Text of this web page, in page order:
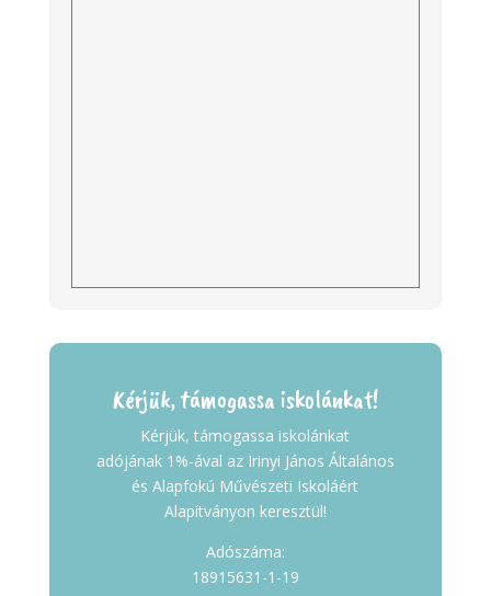
Kérjük, támogassa iskolánkat!
Kérjük, támogassa iskolánkat
adójának 1%-ával az Irinyi János Általános
és Alapfokú Művészeti Iskoláért
Alapítványon keresztül!
Adószáma:
18915631-1-19